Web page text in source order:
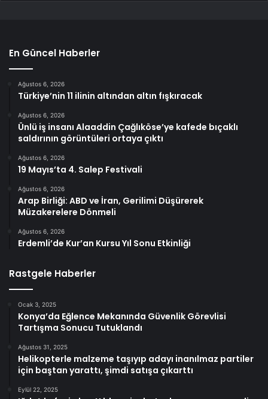
En Güncel Haberler
Ağustos 6, 2026
Türkiye’nin 11 ilinin altından altın fışkıracak
Ağustos 6, 2026
Ünlü iş insanı Alaaddin Çağlıköse’ye kafede bıçaklı
saldırının görüntüleri ortaya çıktı
Ağustos 6, 2026
19 Mayıs’ta 4. Salep Festivali
Ağustos 6, 2026
Arap Birliği: ABD ve İran, Gerilimi Düşürerek
Müzakerelere Dönmeli
Ağustos 6, 2026
Erdemli’de Kur’an Kursu Yıl Sonu Etkinliği
Rastgele Haberler
Ocak 3, 2025
Konya’da Eğlence Mekanında Güvenlik Görevlisi
Tartışma Sonucu Tutuklandı
Ağustos 31, 2025
Helikopterle malzeme taşıyıp adayı inanılmaz partiler
için baştan yarattı, şimdi satışa çıkarttı
Eylül 22, 2025